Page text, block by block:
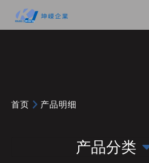
首页 产品明细
产品分类